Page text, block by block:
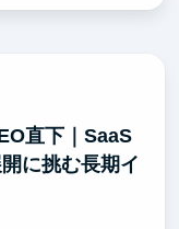
受けられま
直下｜SaaS
に挑む長期イ